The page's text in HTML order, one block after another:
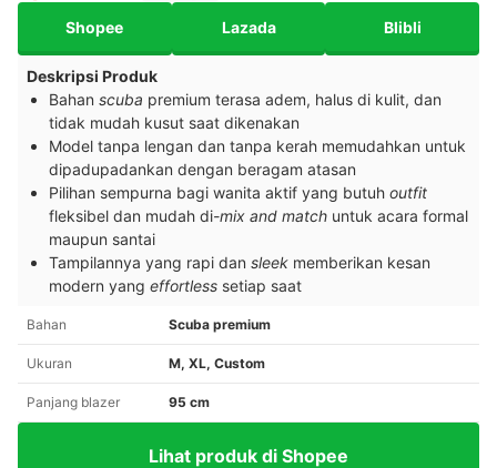
Shopee Lazada Blibli
Deskripsi Produk
Bahan scuba premium terasa adem, halus di kulit, dan
tidak mudah kusut saat dikenakan
Model tanpa lengan dan tanpa kerah memudahkan untuk
dipadupadankan dengan beragam atasan
Pilihan sempurna bagi wanita aktif yang butuh outfit
fleksibel dan mudah di-mix and match untuk acara formal
maupun santai
Tampilannya yang rapi dan sleek memberikan kesan
modern yang effortless setiap saat
Bahan Scuba premium
Ukuran M, XL, Custom
Panjang blazer 95 cm
Lihat produk di Shopee